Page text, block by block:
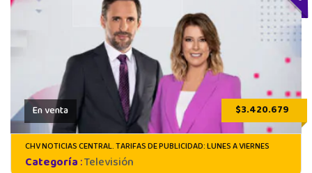
En venta $3.420.679
CHV NOTICIAS CENTRAL. TARIFAS DE PUBLICIDAD: LUNES A VIERNES
Categoría:Televisión